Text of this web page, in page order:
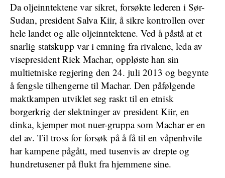
Da oljeinntektene var sikret, forsøkte lederen i Sør-
Sudan, president Salva Kiir, å sikre kontrollen over
hele landet og alle oljeinntektene. Ved å påstå at et
snarlig statskupp var i emning fra rivalene, leda av
visepresident Riek Machar, oppløste han sin
multietniske regjering den 24. juli 2013 og begynte
å fengsle tilhengerne til Machar. Den påfølgende
maktkampen utviklet seg raskt til en etnisk
borgerkrig der slektninger av president Kiir, en
dinka, kjemper mot nuer-gruppa som Machar er en
del av. Til tross for forsøk på å få til en våpenhvile
har kampene pågått, med tusenvis av drepte og
hundretusener på flukt fra hjemmene sine.